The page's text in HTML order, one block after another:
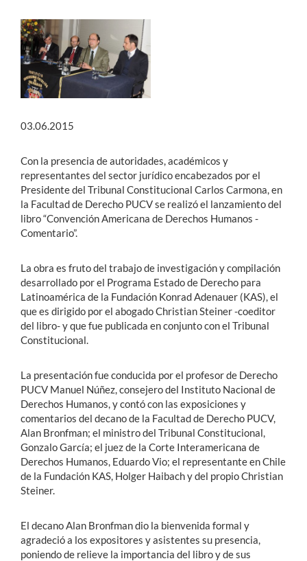
03.06.2015
Con la presencia de autoridades, académicos y
representantes del sector jurídico encabezados por el
Presidente del Tribunal Constitucional Carlos Carmona, en
la Facultad de Derecho PUCV se realizó el lanzamiento del
libro “Convención Americana de Derechos Humanos -
Comentario”.
La obra es fruto del trabajo de investigación y compilación
desarrollado por el Programa Estado de Derecho para
Latinoamérica de la Fundación Konrad Adenauer (KAS), el
que es dirigido por el abogado Christian Steiner -coeditor
del libro- y que fue publicada en conjunto con el Tribunal
Constitucional.
La presentación fue conducida por el profesor de Derecho
PUCV Manuel Núñez, consejero del Instituto Nacional de
Derechos Humanos, y contó con las exposiciones y
comentarios del decano de la Facultad de Derecho PUCV,
Alan Bronfman; el ministro del Tribunal Constitucional,
Gonzalo García; el juez de la Corte Interamericana de
Derechos Humanos, Eduardo Vio; el representante en Chile
de la Fundación KAS, Holger Haibach y del propio Christian
Steiner.
El decano Alan Bronfman dio la bienvenida formal y
agradeció a los expositores y asistentes su presencia,
poniendo de relieve la importancia del libro y de sus